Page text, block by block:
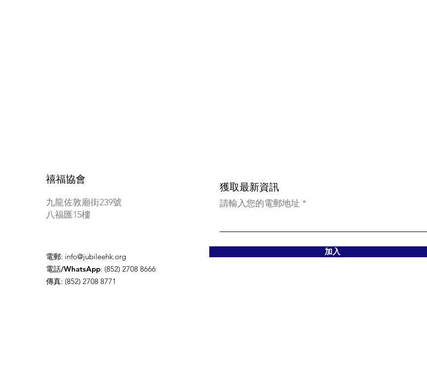
禧福協會
九龍佐敦廟街239號
八福匯15樓
電郵: info@jubileehk.org
電話/WhatsApp: (852) 2708 8666
傳真: (852) 2708 8771
獲取最新資訊
請輸入您的電郵地址
加入